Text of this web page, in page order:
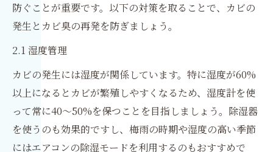
防ぐことが重要です。以下の対策を取ることで、カビの
発生とカビ臭の再発を防ぎましょう。
2.1 湿度管理
カビの発生には湿度が関係しています。特に湿度が60%
以上になるとカビが繁殖しやすくなるため、湿度計を使
って常に40〜50%を保つことを目指しましょう。除湿器
を使うのも効果的ですし、梅雨の時期や湿度の高い季節
にはエアコンの除湿モードを利用するのもおすすめで